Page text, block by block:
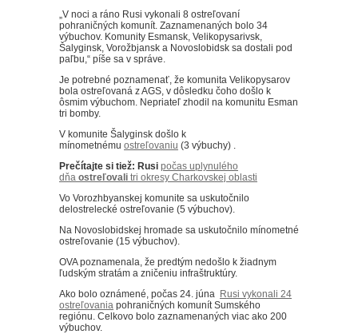
„V noci a ráno Rusi vykonali 8 ostreľovaní
pohraničných komunít. Zaznamenaných bolo 34
výbuchov. Komunity Esmansk, Velikopysarivsk,
Šalyginsk, Vorožbjansk a Novoslobidsk sa dostali pod
paľbu,“ píše sa v správe.
Je potrebné poznamenať, že komunita Velikopysarov
bola ostreľovaná z AGS, v dôsledku čoho došlo k
ôsmim výbuchom. Nepriateľ zhodil na komunitu Esman
tri bomby.
V komunite Šalyginsk došlo k
mínometnému ostreľovaniu (3 výbuchy) .
Prečítajte si tiež: Rusi počas uplynulého
dňa ostreľovali tri okresy Charkovskej oblasti
Vo Vorozhbyanskej komunite sa uskutočnilo
delostrelecké ostreľovanie (5 výbuchov).
Na Novoslobidskej hromade sa uskutočnilo mínometné
ostreľovanie (15 výbuchov).
OVA poznamenala, že predtým nedošlo k žiadnym
ľudským stratám a zničeniu infraštruktúry.
Ako bolo oznámené, počas 24. júna Rusi vykonali 24
ostreľovania pohraničných komunít Sumského
regiónu. Celkovo bolo zaznamenaných viac ako 200
výbuchov.